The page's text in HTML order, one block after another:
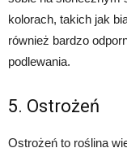
kolorach, takich jak
również bardzo
podlewania.
5. Ostrożeń
Ostrożeń to roślina